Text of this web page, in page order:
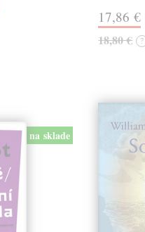
17,86 €
18,80 € ?
na sklade